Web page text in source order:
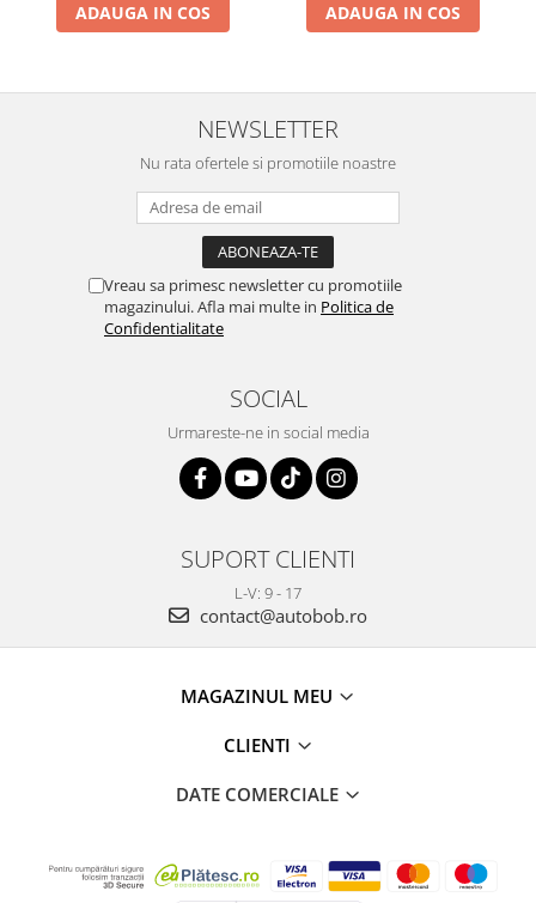
ADAUGA IN COS ADAUGA IN COS
NEWSLETTER
Nu rata ofertele si promotiile noastre
Vreau sa primesc newsletter cu promotiile
magazinului. Afla mai multe in Politica de
Confidentialitate
SOCIAL
Urmareste-ne in social media
SUPORT CLIENTI
L-V: 9 - 17
contact@autobob.ro
MAGAZINUL MEU
CLIENTI
DATE COMERCIALE